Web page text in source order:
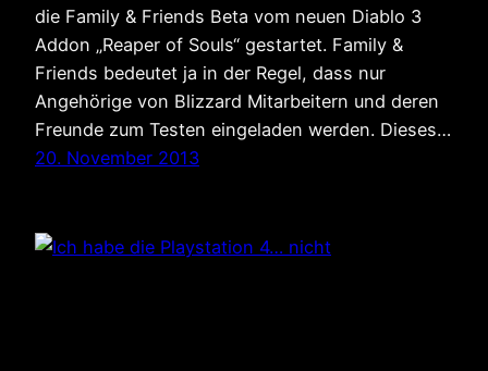
die Family & Friends Beta vom neuen Diablo 3
Addon „Reaper of Souls“ gestartet. Family &
Friends bedeutet ja in der Regel, dass nur
Angehörige von Blizzard Mitarbeitern und deren
Freunde zum Testen eingeladen werden. Dieses…
20. November 2013